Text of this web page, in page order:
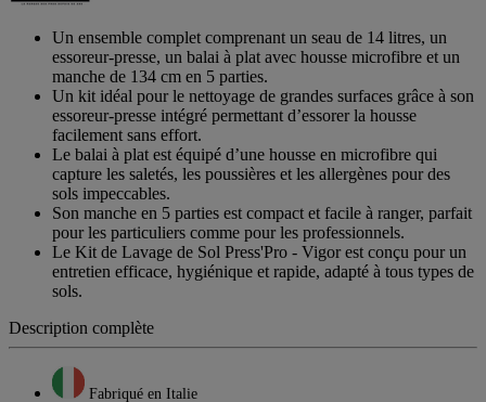
Lien
page.
Un ensemble complet comprenant un seau de 14 litres, un
essoreur-presse, un balai à plat avec housse microfibre et un
manche de 134 cm en 5 parties.
Un kit idéal pour le nettoyage de grandes surfaces grâce à son
essoreur-presse intégré permettant d’essorer la housse
facilement sans effort.
Le balai à plat est équipé d’une housse en microfibre qui
capture les saletés, les poussières et les allergènes pour des
sols impeccables.
Son manche en 5 parties est compact et facile à ranger, parfait
pour les particuliers comme pour les professionnels.
Le Kit de Lavage de Sol Press'Pro - Vigor est conçu pour un
entretien efficace, hygiénique et rapide, adapté à tous types de
sols.
Description complète
Fabriqué en Italie